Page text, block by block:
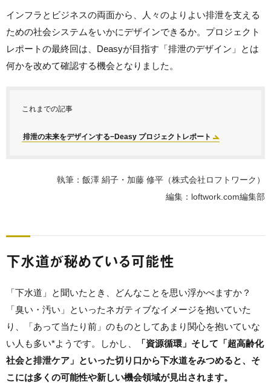
インフラとビジネスの両面から、人々のよりよい排泄を支える
ための社会システムをいかにデザインできるか。プロジェクト
レポートの最終回は、Deasyが目指す「排泄のデザイン」とは
何かを改めて確認する機会となりました。
これまでの記事
排泄の未来をデザインする−Deasy プロジェクトレポート
執筆：飯澤 絹子・加藤 修平（株式会社ロフトワーク）
編集：loftwork.com編集部
下水道が秘めている可能性
「下水道」と聞いたとき、どんなことを思い浮かべますか？
「臭い・汚い」といったネガティブなイメージを抱いていた
り、「あって当たり前」のものとしてあまり関心を抱いていな
い人も多い*ようです。しかし、
「資源循環」そして「超高齢化
社会と排泄ケア」といった切り口から下水道をみつめると、そ
こには多くの可能性や新しい機会領域が見出されます。